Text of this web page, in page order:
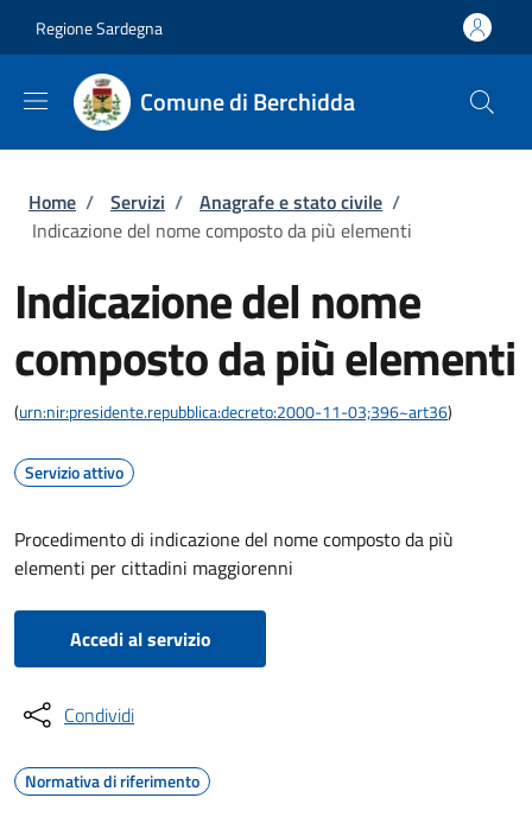
Regione Sardegna
Comune di Berchidda
Briciole di pane
Home / Servizi / Anagrafe e stato civile /
Indicazione del nome composto da più elementi
Indicazione del nome
composto da più elementi
(urn:nir:presidente.repubblica:decreto:2000-11-03;396~art36)
Servizio attivo
Procedimento di indicazione del nome composto da più
elementi per cittadini maggiorenni
Accedi al servizio
Condividi
Normativa di riferimento